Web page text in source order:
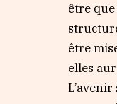
être
être
elles